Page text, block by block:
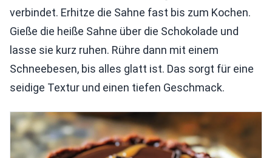
verbindet. Erhitze die Sahne fast bis zum Kochen.
Gieße die heiße Sahne über die Schokolade und
lasse sie kurz ruhen. Rühre dann mit einem
Schneebesen, bis alles glatt ist. Das sorgt für eine
seidige Textur und einen tiefen Geschmack.